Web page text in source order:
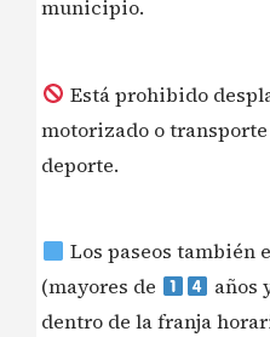
municipio.
Está prohibido
motorizado o
deporte.
Los paseos también
(mayores de
años
dentro de la franja